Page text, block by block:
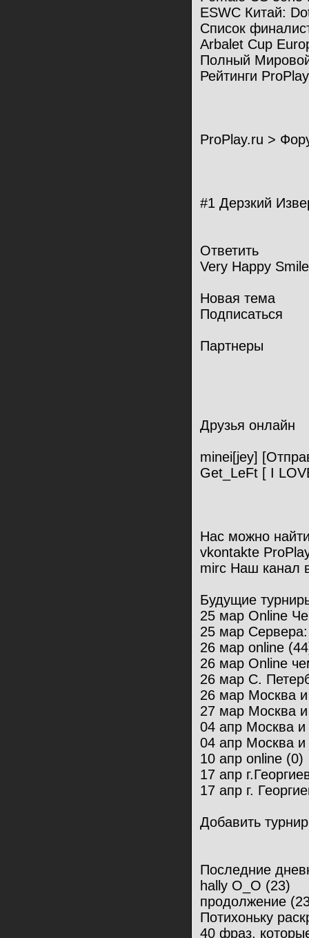
ESWC Китай:
Список
Arbalet Cup
Полный
Рейтинги
ProPlay.ru >
#1 Дерзкий
Ответить
Very Happy
Новая тема
Подписаться
Партнеры
Друзья онлайн
minei[jey]
Get_LeFt [ I
Нас можно
vkontakte
mirc Наш канал
Будущие
25 мар Online
25 мар
26 мар online
26 мар Online
26 мар С.
26 мар Москва
27 мар Москва
04 апр Москва
04 апр Москва
10 апр online (0)
17 апр
17 апр г.
Добавить турнир
Последние
hally O_O (23)
продолжение
Потихоньку
40 фраз,